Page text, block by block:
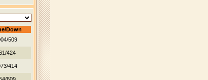
Down
509
424
414